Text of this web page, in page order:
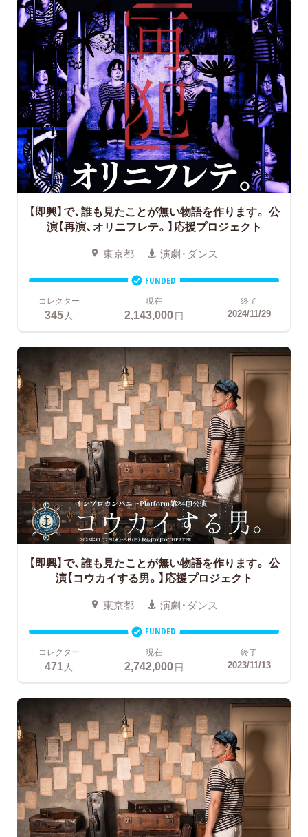
【即興】で、誰も見たことが無い物語を作ります。 公
演【再演、オリニフレテ。】応援プロジェクト
東京都 演劇・ダンス
FUNDED
コレクター
345人
現在
2,143,000円
終了
2024/11/29
【即興】で、誰も見たことが無い物語を作ります。 公
演【コウカイする男。】応援プロジェクト
東京都 演劇・ダンス
FUNDED
コレクター
471 人
現在
2,742,000円
終了
2023/11/13